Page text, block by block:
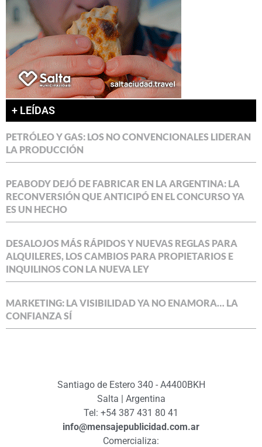
+ LEÍDAS
PETRÓLEO Y GAS: LOS NO CONVENCIONALES LIDERAN
LA PRODUCCIÓN
PEABODY DEJÓ DE FABRICAR EN LA ARGENTINA: LA
RECONVERSIÓN QUE ANTICIPÓ EN EL CONCURSO YA
ES UN HECHO
DESALOJOS MÁS RÁPIDOS Y NUEVAS REGLAS PARA
ALQUILERES, LOS CAMBIOS PARA PROPIETARIOS E
INQUILINOS CON LA NUEVA LEY
MARKETING: LA VISIBILIDAD YA NO ENAMORA… LA
CONFIANZA SÍ
Santiago de Estero 340 - A4400BKH
Salta | Argentina
Tel: +54 387 431 80 41
info@mensajepublicidad.com.ar
Comercializa: